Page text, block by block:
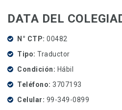
DATA DEL
N° CTP 00482
Tipo Traductor
Condición
Hábil
Teléfono 3707193
Celular
99-349-0899